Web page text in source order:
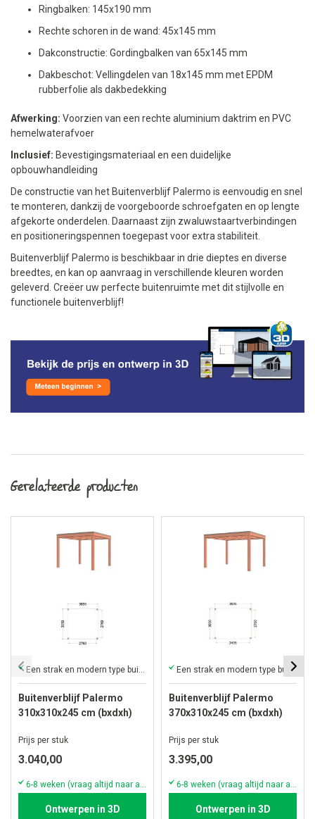
Ringbalken: 145x190 mm
Rechte schoren in de wand: 45x145 mm
Dakconstructie: Gordingbalken van 65x145 mm
Dakbeschot: Vellingdelen van 18x145 mm met EPDM
rubberfolie als dakbedekking
Afwerking: Voorzien van een rechte aluminium daktrim en PVC
hemelwaterafvoer
Inclusief: Bevestigingsmateriaal en een duidelijke
opbouwhandleiding
De constructie van het Buitenverblijf Palermo is eenvoudig en snel
te monteren, dankzij de voorgeboorde schroefgaten en op lengte
afgekorte onderdelen. Daarnaast zijn zwaluwstaartverbindingen
en positioneringspennen toegepast voor extra stabiliteit.
Buitenverblijf Palermo is beschikbaar in drie dieptes en diverse
breedtes, en kan op aanvraag in verschillende kleuren worden
geleverd. Creëer uw perfecte buitenruimte met dit stijlvolle en
functionele buitenverblijf!
Gerelateerde producten
Een strak en modern type buitenverblijf met plat dak
Buitenverblijf Palermo
310x310x245 cm (bxdxh)
Prijs per stuk
3.040,00
Ontwerpen in 3D
Een strak en modern type buitenverblijf met plat dak
Buitenverblijf Palermo
370x310x245 cm (bxdxh)
Prijs per stuk
3.395,00
Ontwerpen in 3D